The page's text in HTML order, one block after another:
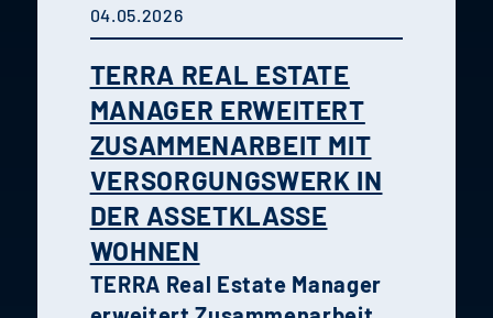
04.05.2026
TERRA REAL ESTATE
MANAGER ERWEITERT
ZUSAMMENARBEIT MIT
VERSORGUNGSWERK IN
DER ASSETKLASSE
WOHNEN
TERRA Real Estate Manager